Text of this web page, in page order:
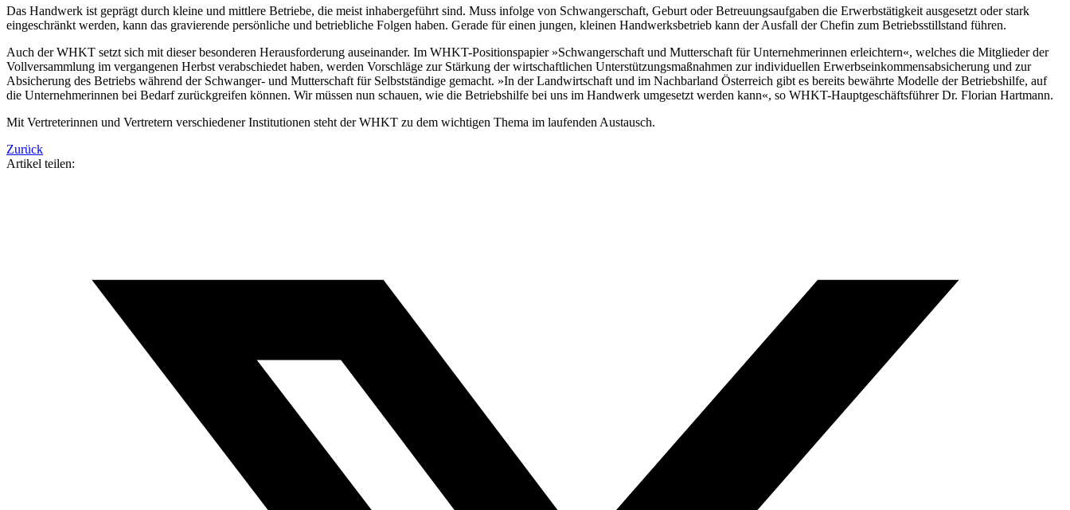
Das Handwerk ist geprägt durch kleine und mittlere Betriebe, die meist inhabergeführt sind. Muss infolge von Schwangerschaft, Geburt oder Betreuungsaufgaben die Erwerbstätigkeit ausgesetzt oder stark
eingeschränkt werden, kann das gravierende persönliche und betriebliche Folgen haben. Gerade für einen jungen, kleinen Handwerksbetrieb kann der Ausfall der Chefin zum Betriebsstillstand führen.
Auch der WHKT setzt sich mit dieser besonderen Herausforderung auseinander. Im WHKT-Positionspapier »Schwangerschaft und Mutterschaft für Unternehmerinnen erleichtern«, welches die Mitglieder der
Vollversammlung im vergangenen Herbst verabschiedet haben, werden Vorschläge zur Stärkung der wirtschaftlichen Unterstützungsmaßnahmen zur individuellen Erwerbseinkommensabsicherung und zur
Absicherung des Betriebs während der Schwanger- und Mutterschaft für Selbstständige gemacht. »In der Landwirtschaft und im Nachbarland Österreich gibt es bereits bewährte Modelle der Betriebshilfe, auf
die Unternehmerinnen bei Bedarf zurückgreifen können. Wir müssen nun schauen, wie die Betriebshilfe bei uns im Handwerk umgesetzt werden kann«, so WHKT-Hauptgeschäftsführer Dr. Florian Hartmann.
Mit Vertreterinnen und Vertretern verschiedener Institutionen steht der WHKT zu dem wichtigen Thema im laufenden Austausch.
Zurück
Artikel teilen: